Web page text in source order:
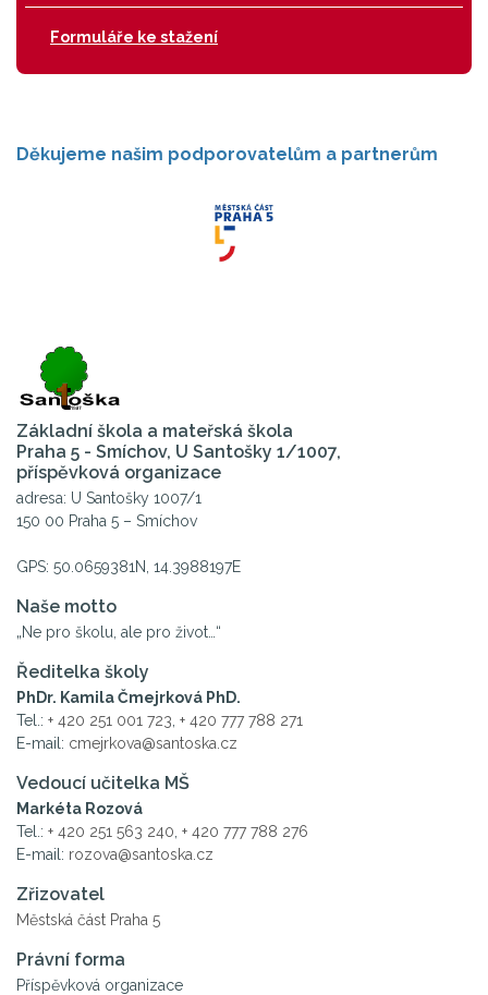
Formuláře ke stažení
Děkujeme našim podporovatelům a partnerům
Základní škola a mateřská škola
Praha 5 - Smíchov, U Santošky 1/1007,
příspěvková organizace
adresa: U Santošky 1007/1
150 00 Praha 5 – Smíchov
GPS: 50.0659381N, 14.3988197E
Naše motto
„Ne pro školu, ale pro život…“
Ředitelka školy
PhDr. Kamila Čmejrková PhD.
Tel.: + 420 251 001 723 + 420 777 788 271
E-mail: cmejrkova@santoska.cz
Vedoucí učitelka MŠ
Markéta Rozová
Tel.: + 420 251 563 240 + 420 777 788 276
E-mail: rozova@santoska.cz
Zřizovatel
Městská část Praha 5
Právní forma
Příspěvková organizace